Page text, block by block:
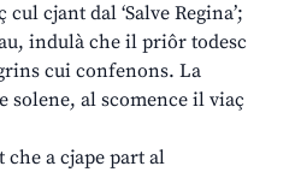
cjant dal ‘Salve Regina’;
indulà che il priôr todesc
cui confenons. La
solene, al scomence il viaç
che a cjape part al